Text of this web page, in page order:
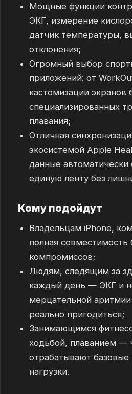
Мощные функции
ЭКГ, измерение
датчик температуры,
отклонения;
Огромный выбор
приложений: от
кастомизации экранов
специализированных
плавания;
Отличная
экосистемой Apple
данные автоматически
единую ленту без
Кому подойдут
Владельцам iPhone,
полная совместимость
компромиссов;
Людям, следящим за
каждый день — ЭКГ и
мерцательной
реально пригодиться;
Занимающимся
ходьбой, плаванием —
отрабатывают базовые
нагрузки.